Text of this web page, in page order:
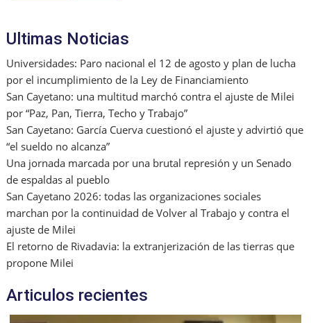
Ultimas Noticias
Universidades: Paro nacional el 12 de agosto y plan de lucha
por el incumplimiento de la Ley de Financiamiento
San Cayetano: una multitud marchó contra el ajuste de Milei
por “Paz, Pan, Tierra, Techo y Trabajo”
San Cayetano: García Cuerva cuestionó el ajuste y advirtió que
“el sueldo no alcanza”
Una jornada marcada por una brutal represión y un Senado
de espaldas al pueblo
San Cayetano 2026: todas las organizaciones sociales
marchan por la continuidad de Volver al Trabajo y contra el
ajuste de Milei
El retorno de Rivadavia: la extranjerización de las tierras que
propone Milei
Articulos recientes